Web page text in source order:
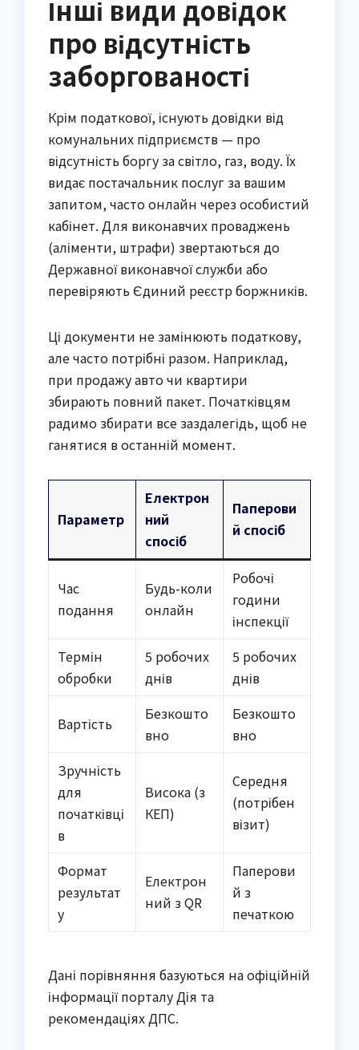
Інші види довідок
про відсутність
заборгованості
Крім податкової, існують довідки від
комунальних підприємств — про
відсутність боргу за світло, газ, воду. Їх
видає постачальник послуг за вашим
запитом, часто онлайн через особистий
кабінет. Для виконавчих проваджень
(аліменти, штрафи) звертаються до
Державної виконавчої служби або
перевіряють Єдиний реєстр боржників.
Ці документи не замінюють податкову,
але часто потрібні разом. Наприклад,
при продажу авто чи квартири
збирають повний пакет. Початківцям
радимо збирати все заздалегідь, щоб не
ганятися в останній момент.
Параметр
Електрон
ний
спосіб
Паперови
й спосіб
Час
подання
Будь-коли
онлайн
Робочі
години
інспекції
Термін
обробки
5 робочих
днів
5 робочих
днів
Вартість
Безкошто
вно
Безкошто
вно
Зручність
для
початківці
в
Висока (з
КЕП)
Середня
(потрібен
візит)
Формат
результат
у
Електрон
ний з QR
Паперови
й з
печаткою
Дані порівняння базуються на офіційній
інформації порталу Дія та
рекомендаціях ДПС.